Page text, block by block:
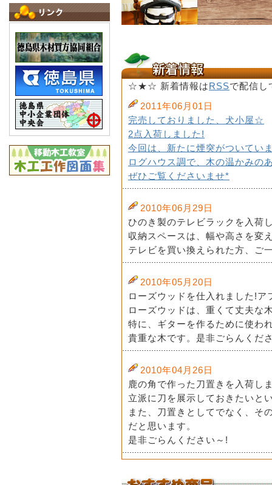
☆★☆ 新着情報はRSSで配信
2011年06月01日
完売しておりました、犬小屋☆
2点入荷しました!
今回は、新たに煙突がついてい
ログハウス調で、木の温かみの
ぜひご覧くださいませ*
2010年06月29日
ひのき製のテレビラックを入荷
収納スペースは、幅や高さを変
テレビを買い換えられた方、ご
2010年05月20日
ローズウッドを仕入れました!
ローズウッドは、重くて丈夫な
特に、ギターを作るために使わ
貴重な木です。是非ごらんくだ
2010年04月26日
鹿の角で作った刀置きを入荷し
立派に刀を展示しておきたいと
また、刀置きとしてでなく、そ
だと思います。
是非ごらんください～!